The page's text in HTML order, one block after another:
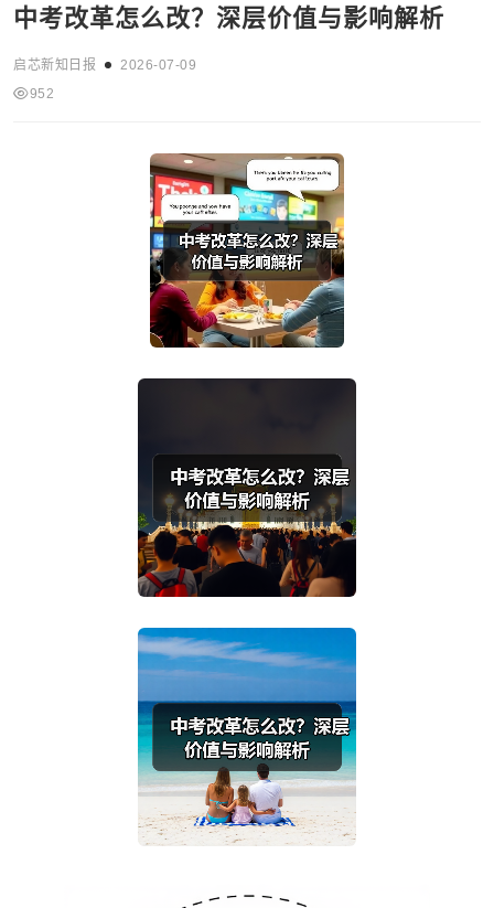
中考改革怎么改？深层价值与影响解析
启芯新知日报
2026-07-09
952